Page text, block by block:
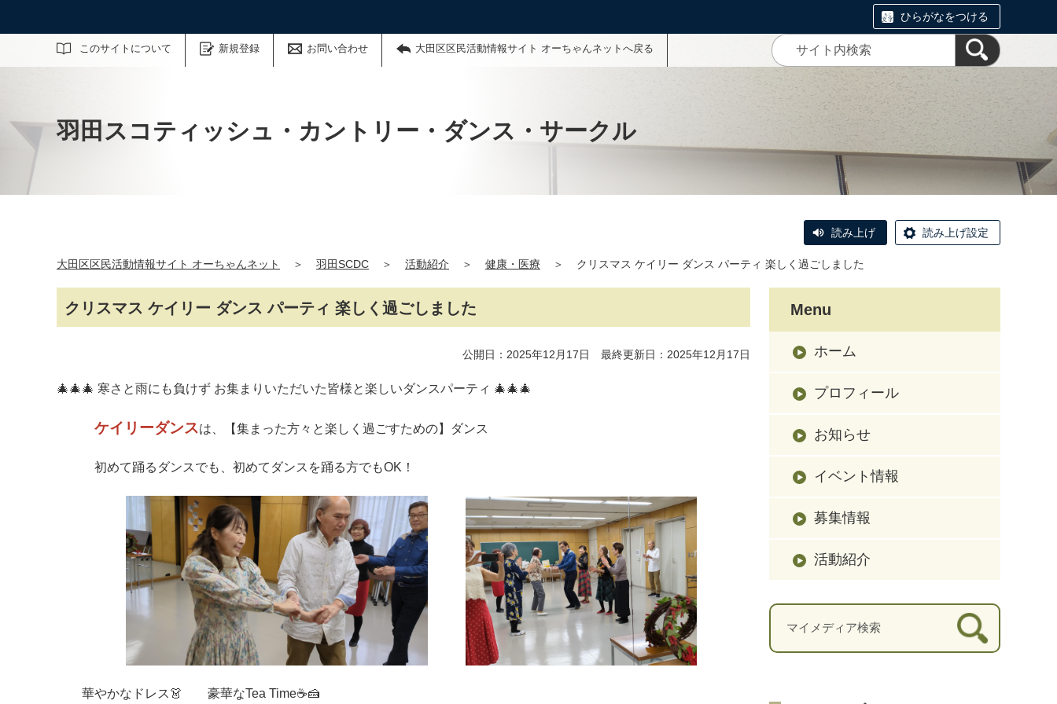
ひらがなをつける
このサイトについて 新規登録 お問い合わせ 大田区区民活動情報サイト オーちゃんネットへ戻る
サイト内検索
羽田スコティッシュ・カントリー・ダンス・サークル
読み上げ 読み上げ設定
大田区区民活動情報サイト オーちゃんネット ＞ 羽田SCDC ＞ 活動紹介 ＞ 健康・医療 ＞ クリスマス ケイリー ダンス パーティ 楽しく過ごしました
クリスマス ケイリー ダンス パーティ 楽しく過ごしました
公開日：2025年12月17日 最終更新日：2025年12月17日
🎄🎄🎄 寒さと雨にも負けず お集まりいただいた皆様と楽しいダンスパーティ 🎄🎄🎄
ケイリーダンスは、【集まった方々と楽しく過ごすための】ダンス
初めて踊るダンスでも、初めてダンスを踊る方でもOK！
華やかなドレス👗 豪華なTea Time☕🍰
Menu
ホーム
プロフィール
お知らせ
イベント情報
募集情報
活動紹介